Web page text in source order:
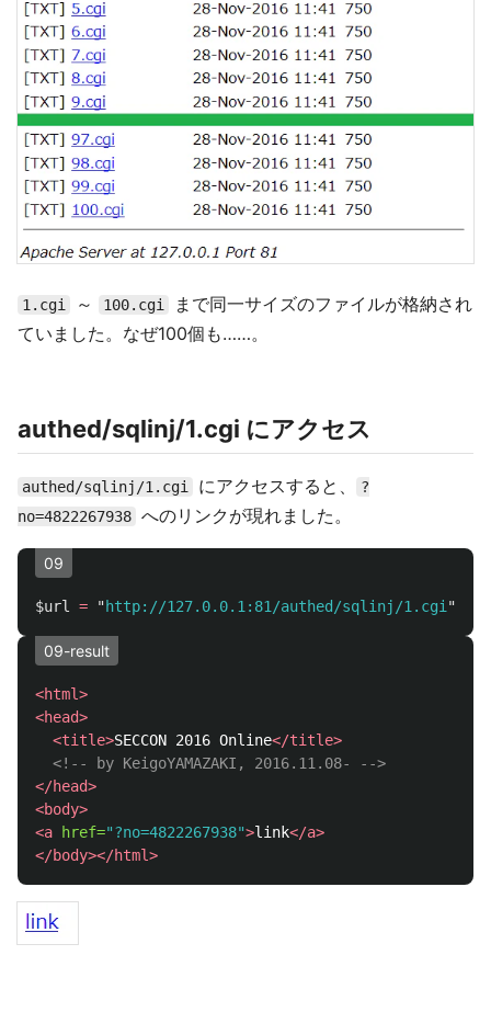
1.cgi ～ 100.cgi
まで同一サイズのファイルが格納され
ていました。なぜ100個も……。
authed/sqlinj/1.cgi にアクセス
authed/sqlinj/1.cgi にアクセスすると、
?
no=4822267938 へのリンクが現れました。
09
$url = "http://127.0.0.1:81/authed/sqlinj/1.cgi ";
09-result
<html>
<head>
<title>SECCON 2016 Online</title>
<!-- by KeigoYAMAZAKI, 2016.11.08- -->
</head>
<body>
<a
href="?no=4822267938">link</a>
</body></html>